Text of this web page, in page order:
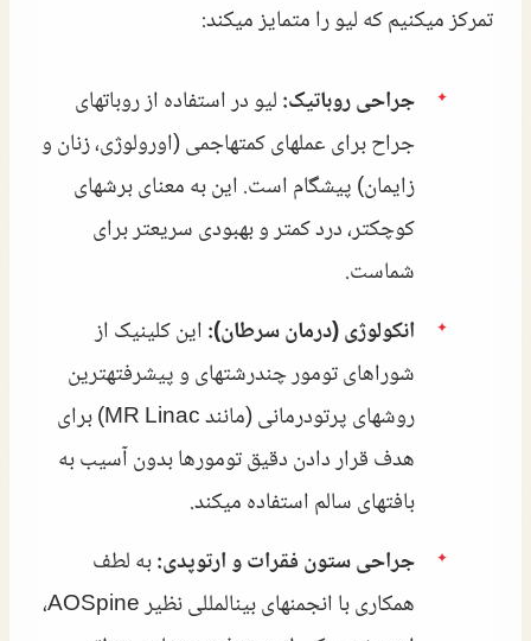
تمرکز میکنیم که لیو را متمایز میکند:
جراحی روباتیک:لیو در استفاده از روباتهای
جراح برای عملهای کمتهاجمی (اورولوژی، زنان و
زایمان) پیشگام است. این به معنای برشهای
کوچکتر، درد کمتر و بهبودی سریعتر برای
شماست.
انکولوژی (درمان سرطان):این کلینیک از
شوراهای تومور چندرشتهای و پیشرفتهترین
روشهای پرتودرمانی (مانند MR Linac) برای
هدف قرار دادن دقیق تومورها بدون آسیب به
بافتهای سالم استفاده میکند.
جراحی ستون فقرات و ارتوپدی:به لطف
همکاری با انجمنهای بینالمللی نظیر AOSpine،